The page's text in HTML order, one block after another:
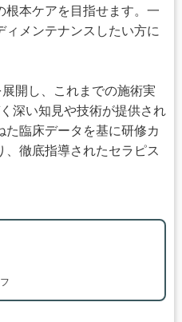
根本ケアを目指せます。一
ィメンテナンスしたい方に
開し、これまでの施術実
深い知見や技術が提供され
た臨床データを基に研修カ
、徹底指導されたセラピス